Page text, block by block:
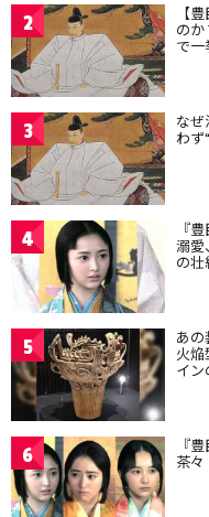
2 【
の
で
3 な
わず
4 『
溺愛
の
5 あの
火
イ
6 『
茶